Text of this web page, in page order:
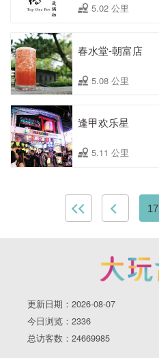
5.02 公里
春水堂-朝富店
5.08 公里
逢甲欢乐星
5.11 公里
17
更新日期：2026-08-07
今日浏览：2336
总访客数：24669985